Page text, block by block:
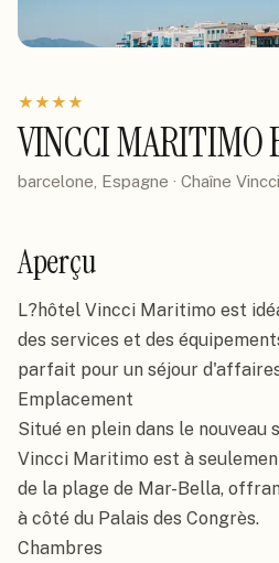
★★★★
VINCCI MARITIMO
barcelone, Espagne · Chaîne Vincci
Aperçu
L?hôtel Vincci Maritimo est
des services et des
parfait pour un séjour
Emplacement
Situé en plein dans le
Vincci Maritimo est à
de la plage de Mar-Bella,
à côté du Palais des Congrès.
Chambres